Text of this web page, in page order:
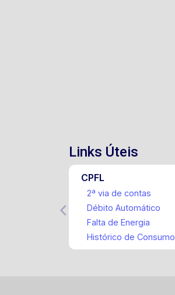
Links Úteis
CPFL
2ª via de contas
Débito Automático
Falta de Energia
Histórico de Consumo